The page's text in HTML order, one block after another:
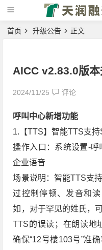
首页 升级公告 正文
AICC v2.83.0版本
2024/11/25 评论
呼叫中心新增功能
1.【TTS】智能TTS支持
操作入口：系统设置-
企业语音
场景说明：智能TTS支
过控制停顿、发音和
如，对于罕见的姓氏，
TTS的误读；在朗读地
确保“12号楼103号”准